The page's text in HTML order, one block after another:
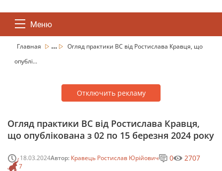
Меню
Главная ...
Огляд практики ВС від Ростислава Кравця, що
опублі...
Отключить рекламу
Огляд практики ВС від Ростислава Кравця,
що опублікована з 02 по 15 березня 2024 року
18.03.2024Автор: Кравець Ростислав Юрійович
7
0 2707